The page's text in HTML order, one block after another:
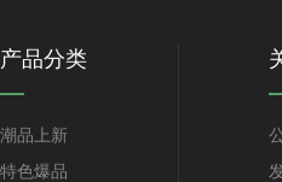
产品分类
潮品上新
特色爆品